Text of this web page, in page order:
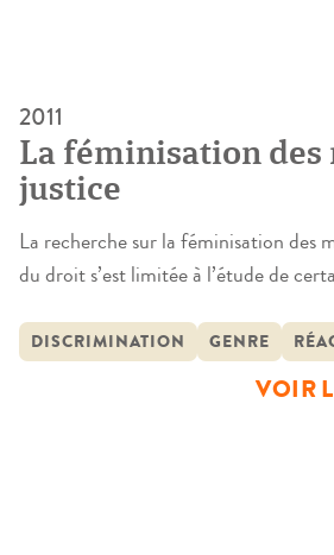
2011
La féminisation des
justice
La recherche sur la féminisation des
du droit s’est limitée à l’étude de
professions les plus représentatives
et du droit afin de pouvoir dégager,
inductive, un certain nombre […]
DISCRIMINATION GENRE
VOIR